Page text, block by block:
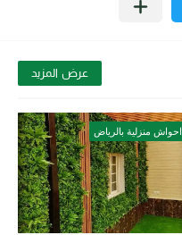
عرض المزيد
احواش منزلية بالرياض